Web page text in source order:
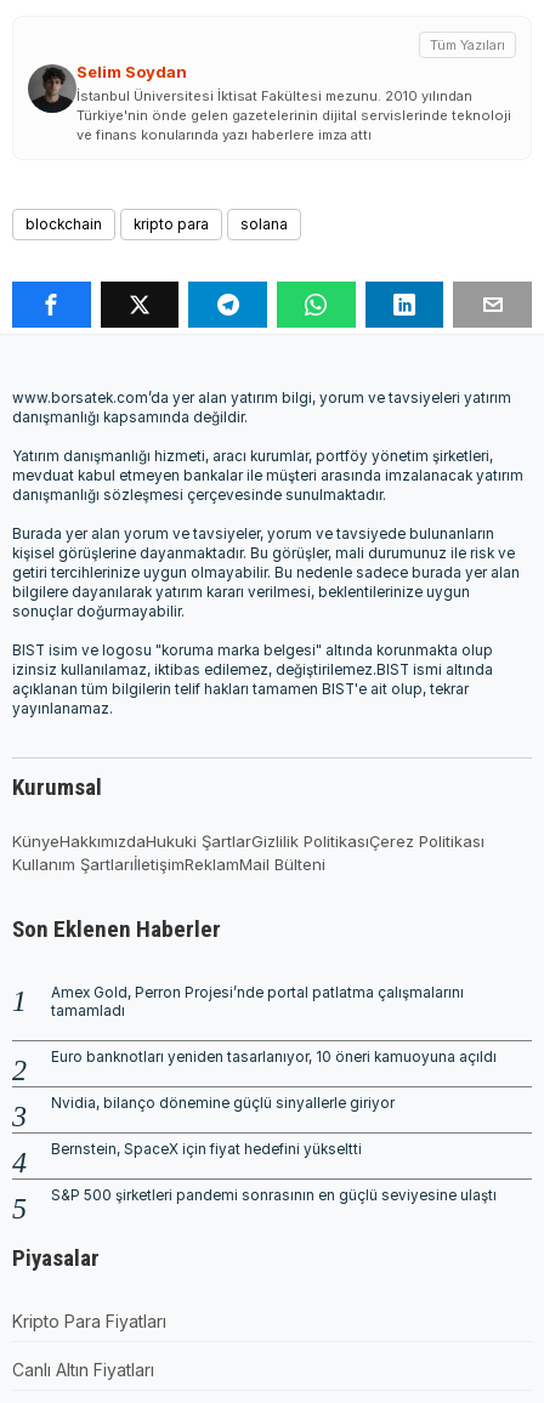
Selim Soydan
Tüm Yazıları
İstanbul Üniversitesi İktisat Fakültesi mezunu. 2010 yılından
Türkiye'nin önde gelen gazetelerinin dijital servislerinde teknoloji
ve finans konularında yazı haberlere imza attı
blockchain kripto para solana
www.borsatek.com’da yer alan yatırım bilgi, yorum ve tavsiyeleri yatırım
danışmanlığı kapsamında değildir.
Yatırım danışmanlığı hizmeti, aracı kurumlar, portföy yönetim şirketleri,
mevduat kabul etmeyen bankalar ile müşteri arasında imzalanacak yatırım
danışmanlığı sözleşmesi çerçevesinde sunulmaktadır.
Burada yer alan yorum ve tavsiyeler, yorum ve tavsiyede bulunanların
kişisel görüşlerine dayanmaktadır. Bu görüşler, mali durumunuz ile risk ve
getiri tercihlerinize uygun olmayabilir. Bu nedenle sadece burada yer alan
bilgilere dayanılarak yatırım kararı verilmesi, beklentilerinize uygun
sonuçlar doğurmayabilir.
BIST isim ve logosu "koruma marka belgesi" altında korunmakta olup
izinsiz kullanılamaz, iktibas edilemez, değiştirilemez.BIST ismi altında
açıklanan tüm bilgilerin telif hakları tamamen BIST'e ait olup, tekrar
yayınlanamaz.
Kurumsal
KünyeHakkımızdaHukuki ŞartlarGizlilik PolitikasıÇerez Politikası
Kullanım ŞartlarıİletişimReklamMail Bülteni
Son Eklenen Haberler
Amex Gold, Perron Projesi’nde portal patlatma çalışmalarını
tamamladı
Euro banknotları yeniden tasarlanıyor, 10 öneri kamuoyuna açıldı
Nvidia, bilanço dönemine güçlü sinyallerle giriyor
Bernstein, SpaceX için fiyat hedefini yükseltti
S&P 500 şirketleri pandemi sonrasının en güçlü seviyesine ulaştı
Piyasalar
Kripto Para Fiyatları
Canlı Altın Fiyatları